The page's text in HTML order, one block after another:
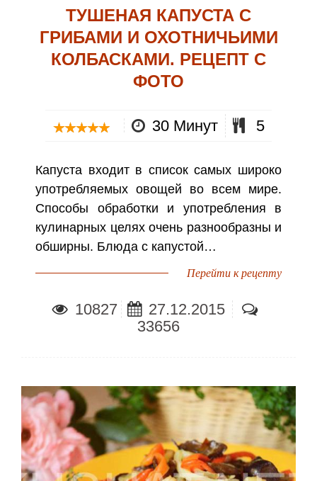
ТУШЕНАЯ КАПУСТА С
ГРИБАМИ И ОХОТНИЧЬИМИ
КОЛБАСКАМИ. РЕЦЕПТ С
ФОТО
30 Минут 5
Капуста входит в список самых широко
употребляемых овощей во всем мире.
Способы обработки и употребления в
кулинарных целях очень разнообразны и
обширны. Блюда с капустой…
Перейти к рецепту
10827
27.12.2015
33656